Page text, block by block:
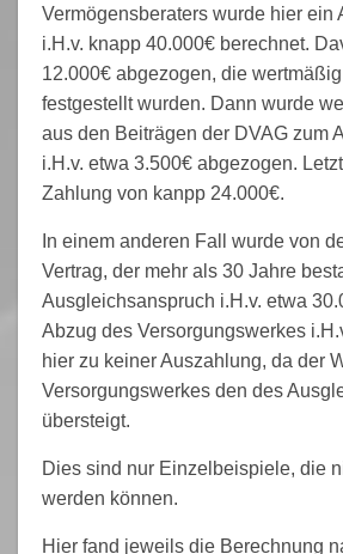
Vermögensberaters wurde hier ein
i.H.v. knapp 40.000€ berechnet.
12.000€ abgezogen, die
festgestellt wurden. Dann wurde
aus den Beiträgen der DVAG zum
i.H.v. etwa 3.500€ abgezogen.
Zahlung von kanpp 24.000€.
In einem anderen Fall wurde von
Vertrag, der mehr als 30 Jahre
Ausgleichsanspruch i.H.v. etwa
Abzug des Versorgungswerkes
hier zu keiner Auszahlung, da der
Versorgungswerkes den des
übersteigt.
Dies sind nur Einzelbeispiele, die
werden können.
Hier fand jeweils die Berechnung